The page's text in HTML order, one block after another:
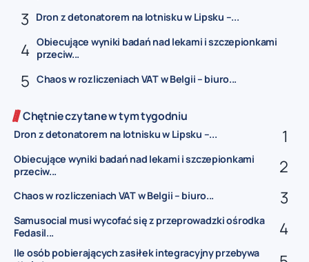
Dron z detonatorem na lotnisku w Lipsku –...
Obiecujące wyniki badań nad lekami i szczepionkami
przeciw...
Chaos w rozliczeniach VAT w Belgii – biuro...
Chętnie czytane w tym tygodniu
Dron z detonatorem na lotnisku w Lipsku –...
Obiecujące wyniki badań nad lekami i szczepionkami
przeciw...
Chaos w rozliczeniach VAT w Belgii – biuro...
Samusocial musi wycofać się z przeprowadzki ośrodka
Fedasil...
Ile osób pobierających zasiłek integracyjny przebywa